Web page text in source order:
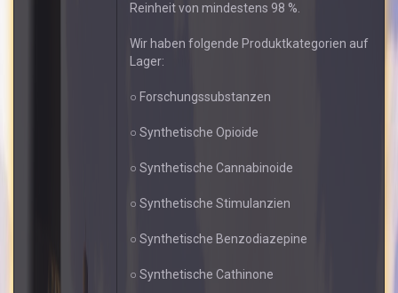
Reinheit von mindestens 98 %.
Wir haben folgende Produktkategorien auf
Lager:
○ Forschungssubstanzen
○ Synthetische Opioide
○ Synthetische Cannabinoide
○ Synthetische Stimulanzien
○ Synthetische Benzodiazepine
○ Synthetische Cathinone